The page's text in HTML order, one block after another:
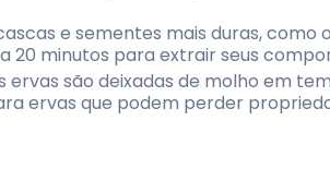
e sementes mais duras, como
20 minutos para extrair seus
ervas são deixadas de molho em
ervas que podem perder